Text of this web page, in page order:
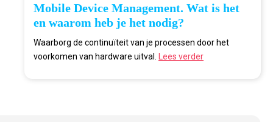
Mobile Device Management. Wat is het
en waarom heb je het nodig?
Waarborg de continuïteit van je processen door het
voorkomen van hardware uitval. Lees verder